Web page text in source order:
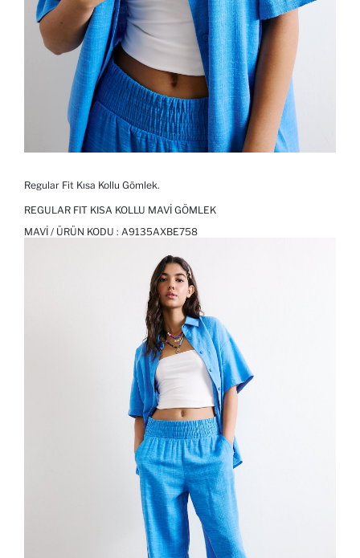
Regular Fit Kısa Kollu Gömlek.
REGULAR FIT KISA KOLLU MAVI GÖMLEK
MAVI / ÜRÜN KODU : A9135AXBE758